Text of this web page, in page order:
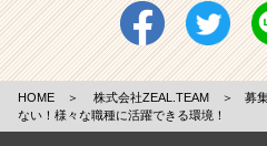
HOME ＞ 株式会社ZEAL.TEAM ＞ 募
ない！様々な職種に活躍できる環境！